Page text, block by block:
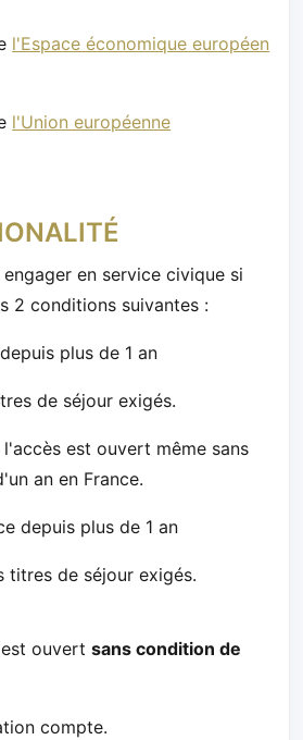
l'Espace économique européen
l'Union européenne
en service civique si
2 conditions suivantes :
plus de 1 an
de séjour exigés.
est ouvert même sans
an en France.
depuis plus de 1 an
titres de séjour exigés.
ouvert sans condition de
compte.